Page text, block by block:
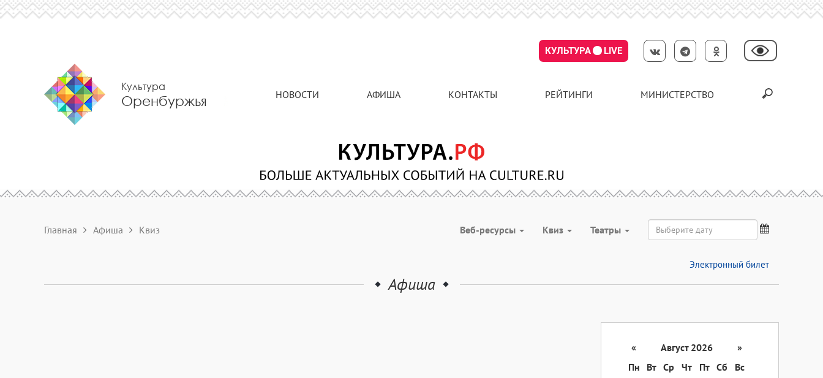
КУЛЬТУРА LIVE
Культура
Оренбуржья НОВОСТИ АФИША КОНТАКТЫ РЕЙТИНГИ МИНИСТЕРСТВО
Главная Афиша Квиз Веб-ресурсы Квиз Театры
Электронный билет
Афиша
« Август 2026
»
Пн
Вт Ср Чт Пт Сб
Вс